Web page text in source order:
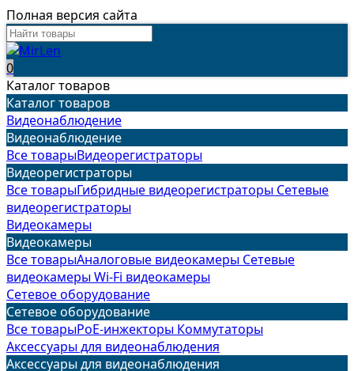
Полная версия сайта
0
Каталог товаров
Каталог товаров
Видеонаблюдение
Видеонаблюдение
Все товарыВидеорегистраторы
Видеорегистраторы
Все товарыГибридные видеорегистраторы Сетевые
видеорегистраторы
Видеокамеры
Видеокамеры
Все товарыАналоговые видеокамеры Сетевые
видеокамерыWi-Fi видеокамеры
Сетевое оборудование
Сетевое оборудование
Все товарыPoE-инжекторы Коммутаторы
Аксессуары для видеонаблюдения
Аксессуары для видеонаблюдения